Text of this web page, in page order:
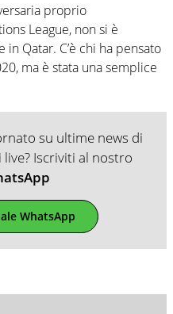
proprio
League, non si è
Qatar. C’è chi ha pensato
ma è stata una semplice
su ultime news di
Iscriviti al nostro
WhatsApp